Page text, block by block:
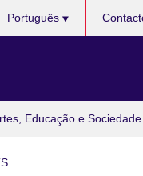
Educação e Sociedade
Português